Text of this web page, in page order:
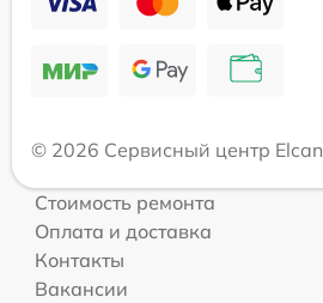
© 2026 Сервисный центр Elcan
Стоимость ремонта
Оплата и доставка
Контакты
Вакансии